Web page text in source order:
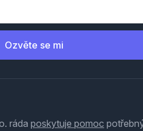
Ozvěte se mi
ráda poskytuje pomoc